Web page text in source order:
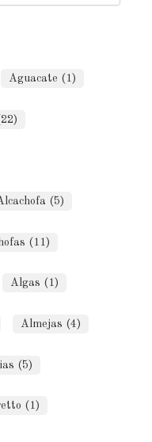
Aguacate (1)
(5)
(11)
Algas (1)
Almejas (4)
(5)
(1)